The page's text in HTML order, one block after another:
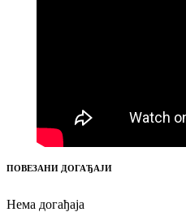
ПОВЕЗАНИ ДОГАЂАЈИ
Нема догађаја